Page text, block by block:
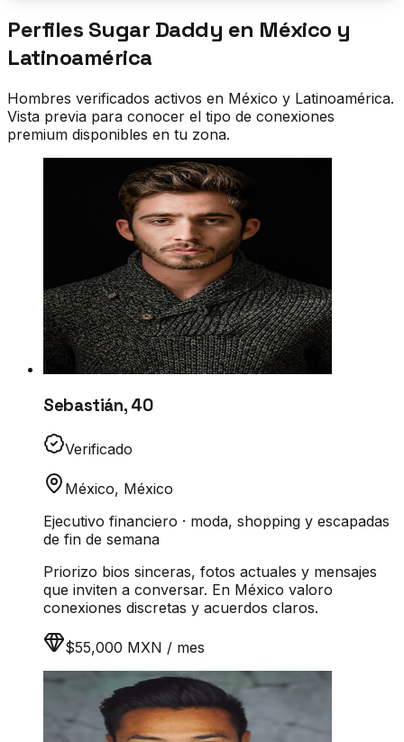
Perfiles Sugar Daddy en México y
Latinoamérica
Hombres verificados activos en México y Latinoamérica.
Vista previa para conocer el tipo de conexiones
premium disponibles en tu zona.
Sebastián, 40
Verificado
México, México
Ejecutivo financiero · moda, shopping y escapadas
de fin de semana
Priorizo bios sinceras, fotos actuales y mensajes
que inviten a conversar. En México valoro
conexiones discretas y acuerdos claros.
$55,000 MXN / mes